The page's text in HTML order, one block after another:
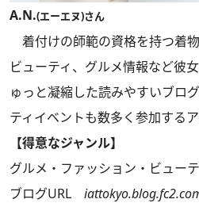
A.N.(エーエヌ)さん
着付けの師範の資格を持つ着
ビューティ、グルメ情報など彼
ゅっと凝縮した読みやすいブロ
ティイベントも数多く参加するア
【得意なジャンル】
グルメ・ファッション・ビュー
ブログURL